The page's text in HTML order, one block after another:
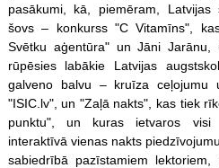
pasākumi, kā, piemēram, Latvijas
šovs – konkurss "C Vitamīns",
Svētku aģentūra" un Jāni
rūpēsies labākie Latvijas
galveno balvu – kruīza ceļojumu
"ISIC.lv", un "Zaļā nakts", kas tiek
punktu", un kuras ietvaros visi
interaktīvā vienas nakts
sabiedrībā pazīstamiem